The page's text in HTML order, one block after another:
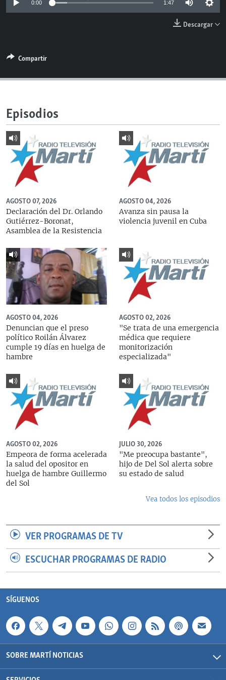
RADIO MARTÍ
LA REALIDAD DE LA VIVIENDA EN CUBA
SER VIEJO EN CUBA
LOS SANTOS DE HIALEAH
DESINFORMACIÓN RUSA EN AMÉRICA LATINA
LA INVASIÓN DE RUSIA A UCRANIA
EDITORIALES
0:00 1:47
Descargar
Compartir
Episodios
AGOSTO 07, 2026
Declaración del Dr. Orlando
Gutiérrez-Boronat,
Asamblea de la Resistencia
AGOSTO 04, 2026
Avanza sin pausa la
violencia juvenil en Cuba
AGOSTO 04, 2026
Denuncian que el preso
político Roilán Álvarez
cumple 19 días en huelga de
hambre
AGOSTO 02, 2026
"Se trata de una emergencia
médica que requiere
monitorización
especializada"
AGOSTO 02, 2026
Empeora de forma acelerada
la salud del opositor en
huelga de hambre Guillermo
del Sol
JULIO 30, 2026
"Me preocupa bastante",
hijo de Del Sol alerta sobre
su estado de salud
Vea todos los episodios
VER PROGRAMAS DE TV
ESCUCHAR PROGRAMAS DE RADIO
SÍGUENOS
SOBRE MARTÍ NOTICIAS